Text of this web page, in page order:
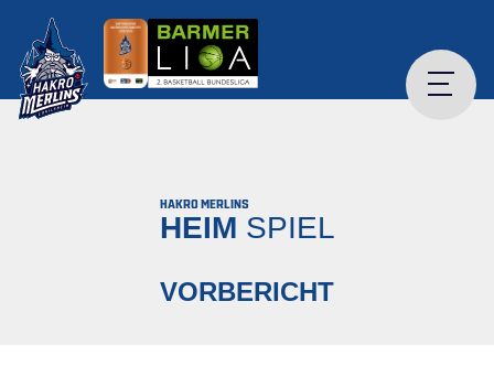
content
HAKRO MERLINS
HEIM SPIEL
VORBERICHT